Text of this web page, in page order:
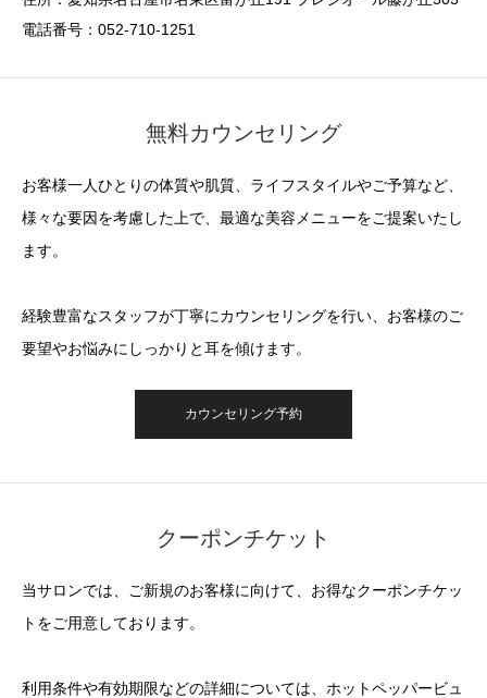
電話番号：052-710-1251
無料カウンセリング
お客様一人ひとりの体質や肌質、ライフスタイルやご予算など、
様々な要因を考慮した上で、最適な美容メニューをご提案いたし
ます。
経験豊富なスタッフが丁寧にカウンセリングを行い、お客様のご
要望やお悩みにしっかりと耳を傾けます。
カウンセリング予約
クーポンチケット
当サロンでは、ご新規のお客様に向けて、お得なクーポンチケッ
トをご用意しております。
利用条件や有効期限などの詳細については、ホットペッパービュ